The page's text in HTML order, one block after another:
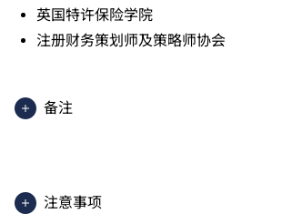
英国特许保险学院
注册财务策划师及策略师协会
备注
数。分数只供参考。（分数对应为：
分；5=5分；4=4分；3=3分；2=2分
注意事项